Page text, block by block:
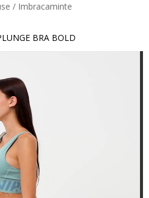
Imbracaminte
BRA BOLD